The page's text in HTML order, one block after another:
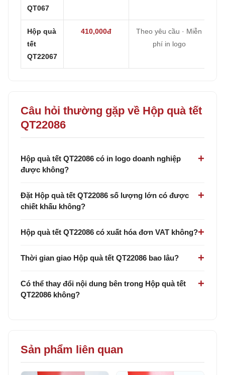
QT067
Hộp quà
tết
QT22067
410,000đ
Theo yêu cầu · Miễn
phí in logo
Câu hỏi thường gặp về Hộp quà tết
QT22086
Hộp quà tết QT22086 có in logo doanh nghiệp
được không?
Đặt Hộp quà tết QT22086 số lượng lớn có được
chiết khấu không?
Hộp quà tết QT22086 có xuất hóa đơn VAT không?
Thời gian giao Hộp quà tết QT22086 bao lâu?
Có thể thay đổi nội dung bên trong Hộp quà tết
QT22086 không?
Sản phẩm liên quan